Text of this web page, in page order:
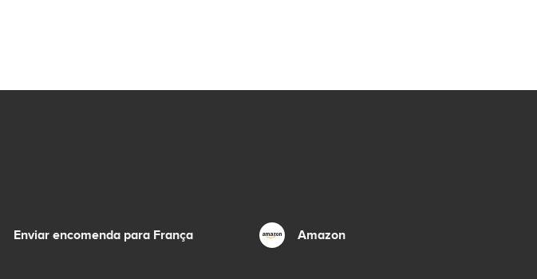
Enviar encomenda para França Amazon